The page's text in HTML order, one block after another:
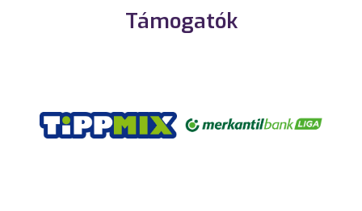
Támogatók